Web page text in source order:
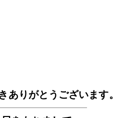
ありがとうございます。